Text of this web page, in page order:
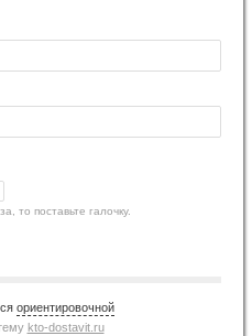
то поставьте галочку.
ориентировочной
kto-dostavit.ru